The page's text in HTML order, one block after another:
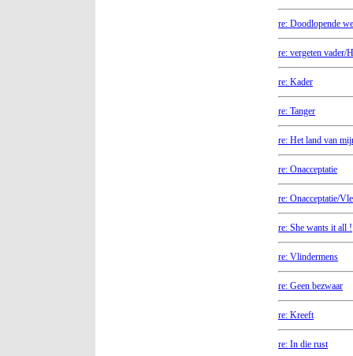
re: Doodlopende
re: vergeten vader/
re: Kader
re: Tanger
re: Het land van
re: Onacceptatie
re: Onacceptatie/
re: She wants it all !
re: Vlindermens
re: Geen bezwaar
re: Kreeft
re: In die rust